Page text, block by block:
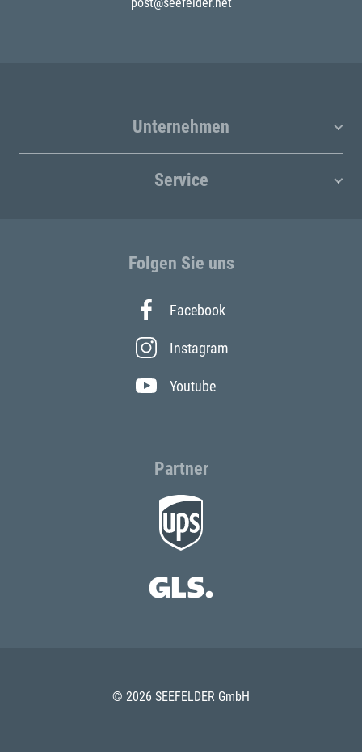
Unternehmen
Service
Folgen Sie uns
Facebook
Instagram
Youtube
Partner
© 2026 SEEFELDER GmbH